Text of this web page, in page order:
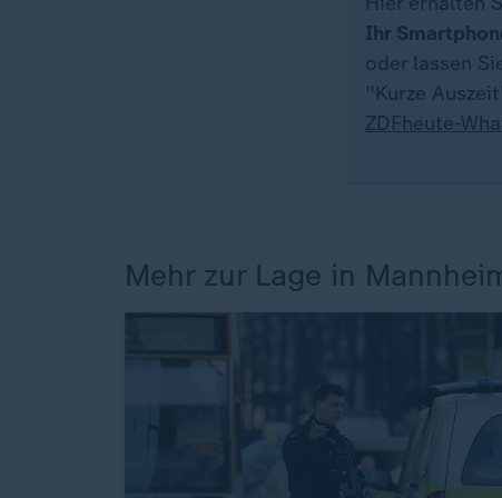
Ihr
oder lassen
"Kurze
ZDFheute-
Mehr zur Lage in